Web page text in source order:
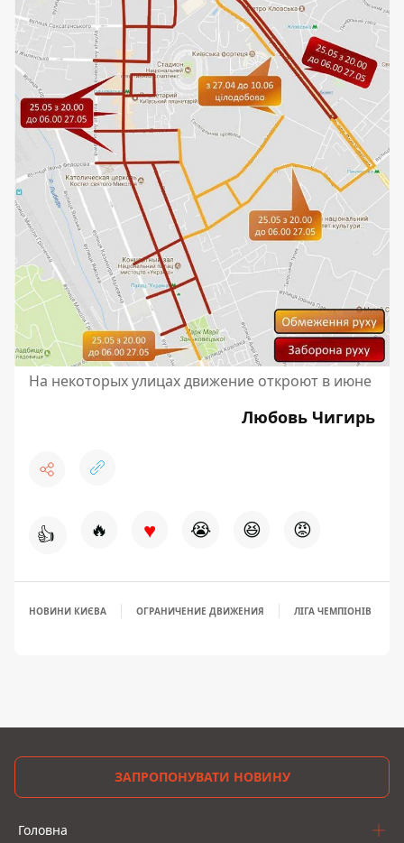
На некоторых улицах движение откроют в июне
Любовь Чигирь
👍 🔥 ♥ 😭 😆 😡
НОВИНИ КИЄВА ОГРАНИЧЕНИЕ ДВИЖЕНИЯ ЛІГА ЧЕМПІОНІВ
ЗАПРОПОНУВАТИ НОВИНУ
Головна